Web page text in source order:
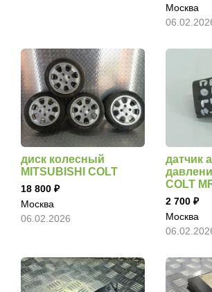
Москва
диск колесный
MITSUBISHI COLT
18 800
Москва
06.02.2026
датчик
COLT
2 700
Москва